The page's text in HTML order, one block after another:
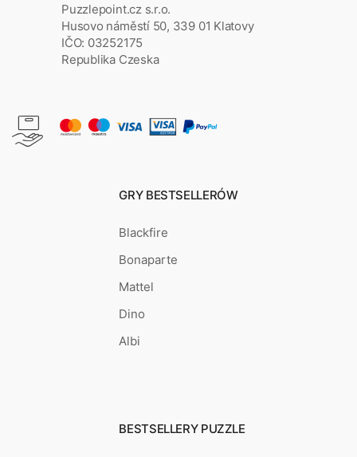
Puzzlepoint.cz s.r.o.
Husovo náměstí 50, 339 01 Klatovy
IČO: 03252175
Republika Czeska
GRY BESTSELLERÓW
Blackfire
Bonaparte
Mattel
Dino
Albi
BESTSELLERY PUZZLE